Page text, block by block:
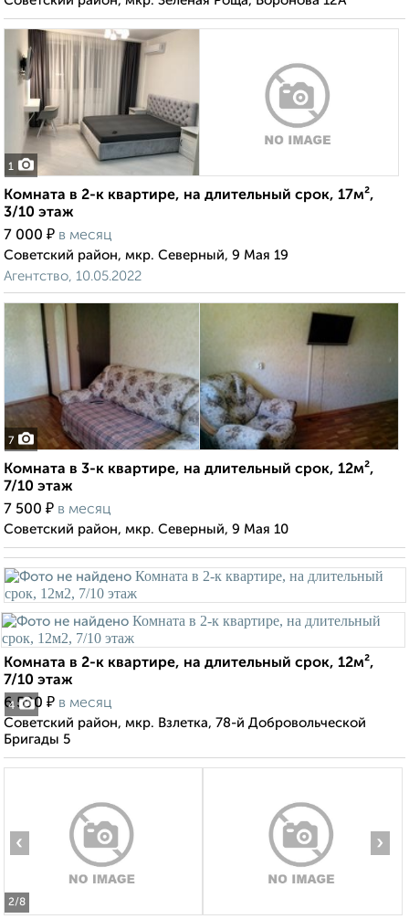
1
Комната в 2-к квартире, на длительный срок, 17м²,
3/10 этаж
7 000 ₽ в месяц
Советский район, мкр. Северный, 9 Мая 19
Агентство, 10.05.2022
7
Комната в 3-к квартире, на длительный срок, 12м²,
7/10 этаж
7 500 ₽ в месяц
Советский район, мкр. Северный, 9 Мая 10
4
Комната в 2-к квартире, на длительный срок, 12м²,
7/10 этаж
6 500 ₽ в месяц
Советский район, мкр. Взлетка, 78-й Добровольческой
Бригады 5
2/8
‹ ›